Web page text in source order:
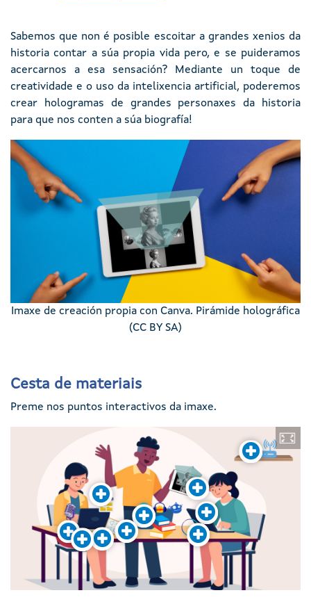
Sabemos que non é posible escoitar a grandes xenios da
historia contar a súa propia vida pero, e se puideramos
acercarnos a esa sensación? Mediante un toque de
creatividade e o uso da intelixencia artificial, poderemos
crear hologramas de grandes personaxes da historia
para que nos conten a súa biografía!
Imaxe
Imaxe de creación propia con Canva. Pirámide holográfica
(CC BY SA)
Cesta de materiais
Preme nos puntos interactivos da imaxe.